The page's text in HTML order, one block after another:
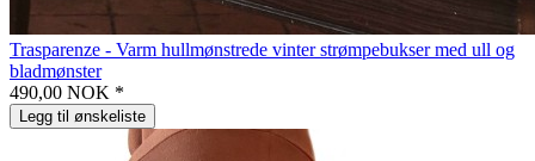
Trasparenze - Varm hullmønstrede vinter strømpebukser med ull og
bladmønster
490,00 NOK *
Legg til ønskeliste